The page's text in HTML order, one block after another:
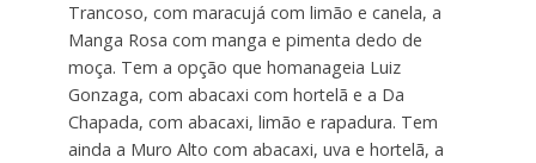
Trancoso, com maracujá com limão e canela, a
Manga Rosa com manga e pimenta dedo de
moça. Tem a opção que homanageia Luiz
Gonzaga, com abacaxi com hortelã e a Da
Chapada, com abacaxi, limão e rapadura. Tem
ainda a Muro Alto com abacaxi, uva e hortelã, a